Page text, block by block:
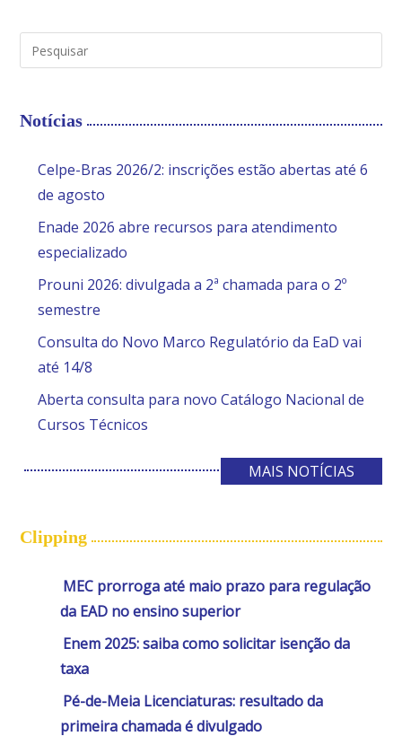
Notícias
Celpe-Bras 2026/2: inscrições estão abertas até 6
de agosto
Enade 2026 abre recursos para atendimento
especializado
Prouni 2026: divulgada a 2ª chamada para o 2º
semestre
Consulta do Novo Marco Regulatório da EaD vai
até 14/8
Aberta consulta para novo Catálogo Nacional de
Cursos Técnicos
MAIS NOTÍCIAS
Clipping
MEC prorroga até maio prazo para regulação
da EAD no ensino superior
Enem 2025: saiba como solicitar isenção da
taxa
Pé-de-Meia Licenciaturas: resultado da
primeira chamada é divulgado